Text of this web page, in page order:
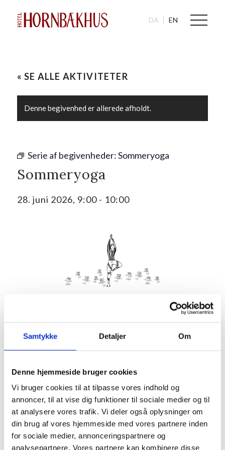
Samtykke Detaljer Om
Denne hjemmeside bruger cookies
Vi bruger cookies til at tilpasse vores indhold og
annoncer, til at vise dig funktioner til sociale medier og til
at analysere vores trafik. Vi deler også oplysninger om
din brug af vores hjemmeside med vores partnere inden
for sociale medier, annonceringspartnere og
analysepartnere. Vores partnere kan kombinere disse
DA EN
« SE ALLE AKTIVITETER
Denne begivenhed er allerede afholdt.
Serie af begivenheder:Sommeryoga
Sommeryoga
28. juni 2026, 9:00- 10:00
Kom med morgenhår og tag din nabo eller bedste ven under
Husk din yogamåtte.
Hvis det er dårligt vejr, er vi indendørs på Villa Strand eller
Hornbækhus.
Info
Tilmelding